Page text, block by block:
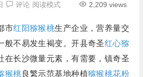
评论 2,209 views
阅读模式
市红阳猕猴桃生产企业，营养量交
般不易发生褐变。开县奇圣红心猕
在长沙微量元素，有需要，镇奇圣
猴桃良繁示范基地种植猕猴桃花粉